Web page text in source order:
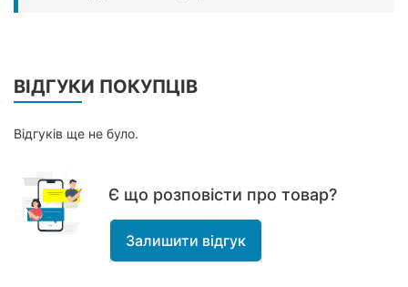
ВІДГУКИ ПОКУПЦІВ
Відгуків ще не було.
Є що розповісти про товар?
Залишити відгук